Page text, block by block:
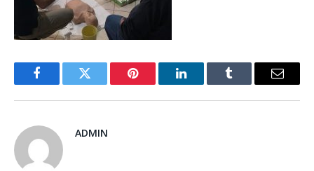
FacebookTwitter Pinterest LinkedInTumblr Email
ADMIN